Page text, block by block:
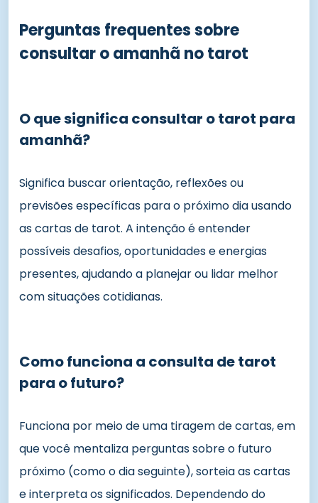
Perguntas frequentes sobre
consultar o amanhã no tarot
O que significa consultar o tarot para
amanhã?
Significa buscar orientação, reflexões ou
previsões específicas para o próximo dia usando
as cartas de tarot. A intenção é entender
possíveis desafios, oportunidades e energias
presentes, ajudando a planejar ou lidar melhor
com situações cotidianas.
Como funciona a consulta de tarot
para o futuro?
Funciona por meio de uma tiragem de cartas, em
que você mentaliza perguntas sobre o futuro
próximo (como o dia seguinte), sorteia as cartas
e interpreta os significados. Dependendo do